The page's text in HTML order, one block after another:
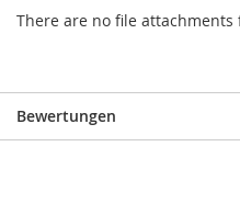
There are no file
Bewertungen